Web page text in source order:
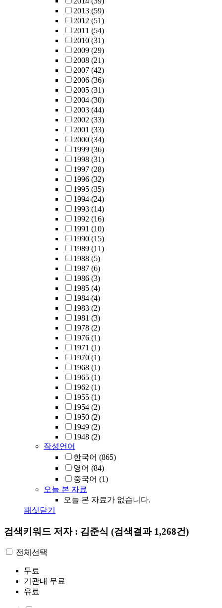
2013 (59)
2012 (51)
2011 (54)
2010 (31)
2009 (29)
2008 (21)
2007 (42)
2006 (36)
2005 (31)
2004 (30)
2003 (44)
2002 (33)
2001 (33)
2000 (34)
1999 (36)
1998 (31)
1997 (28)
1996 (32)
1995 (35)
1994 (24)
1993 (14)
1992 (16)
1991 (10)
1990 (15)
1989 (11)
1988 (5)
1987 (6)
1986 (3)
1985 (4)
1984 (4)
1983 (2)
1981 (3)
1978 (2)
1976 (1)
1971 (1)
1970 (1)
1968 (1)
1965 (1)
1962 (1)
1955 (1)
1954 (2)
1950 (2)
1949 (2)
1948 (2)
작성언어
한국어 (865)
영어 (84)
중국어 (1)
오늘 본 자료
오늘 본 자료가 없습니다.
패싯닫기
검색키워드 저자 : 김준식 (검색결과 1,268건)
전체선택
무료
기관내 무료
유료